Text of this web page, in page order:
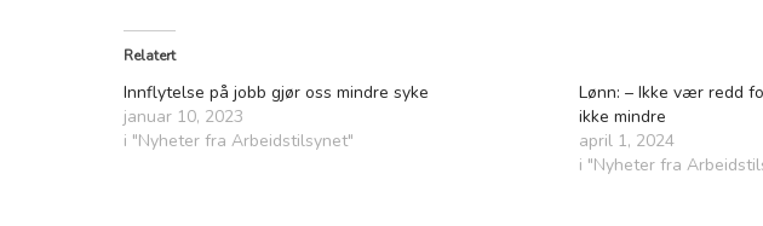
Relatert
Innflytelse på jobb gjør oss mindre syke
januar 10, 2023
i "Nyheter fra Arbeidstilsynet"
Lønn: – Ikke vær redd
ikke mindre
april 1, 2024
i "Nyheter fra